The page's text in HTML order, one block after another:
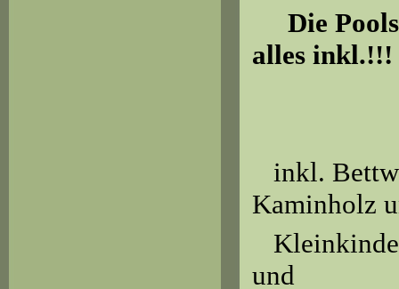
Die
alles inkl.!!!
inkl.
Kaminholz
und